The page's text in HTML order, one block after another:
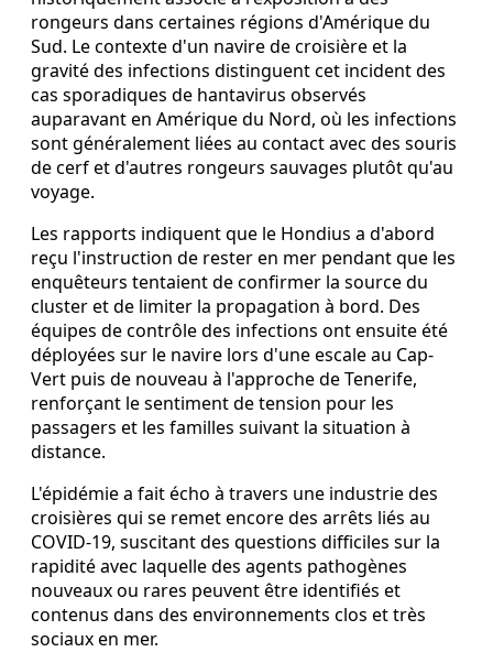
rongeurs dans certaines régions d'Amérique du
Sud. Le contexte d'un navire de croisière et la
gravité des infections distinguent cet incident des
cas sporadiques de hantavirus observés
auparavant en Amérique du Nord, où les infections
sont généralement liées au contact avec des souris
de cerf et d'autres rongeurs sauvages plutôt qu'au
voyage.
Les rapports indiquent que le Hondius a d'abord
reçu l'instruction de rester en mer pendant que les
enquêteurs tentaient de confirmer la source du
cluster et de limiter la propagation à bord. Des
équipes de contrôle des infections ont ensuite été
déployées sur le navire lors d'une escale au Cap-
Vert puis de nouveau à l'approche de Tenerife,
renforçant le sentiment de tension pour les
passagers et les familles suivant la situation à
distance.
L'épidémie a fait écho à travers une industrie des
croisières qui se remet encore des arrêts liés au
COVID-19, suscitant des questions difficiles sur la
rapidité avec laquelle des agents pathogènes
nouveaux ou rares peuvent être identifiés et
contenus dans des environnements clos et très
sociaux en mer.